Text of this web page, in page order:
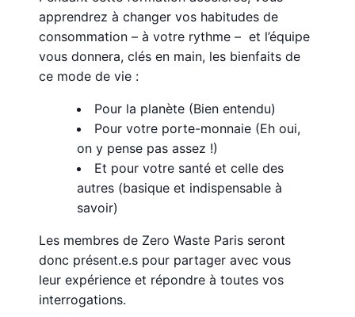
apprendrez à changer vos habitudes de
consommation – à votre rythme – et l’équipe
vous donnera, clés en main, les bienfaits de
ce mode de vie :
Pour la planète (Bien entendu)
Pour votre porte-monnaie (Eh oui,
on y pense pas assez !)
Et pour votre santé et celle des
autres (basique et indispensable à
savoir)
Les membres de Zero Waste Paris seront
donc présent.e.s pour partager avec vous
leur expérience et répondre à toutes vos
interrogations.